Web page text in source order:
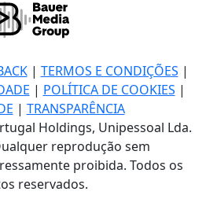
| TERMOS E CONDIÇÕES |
| POLÍTICA DE COOKIES |
| TRANSPARÊNCIA
Holdings, Unipessoal Lda.
reprodução sem
proibida. Todos os
reservados.